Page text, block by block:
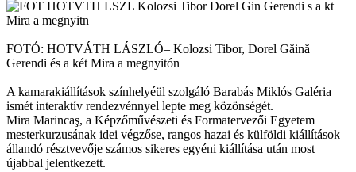
FOTÓ: HOTVÁTH LÁSZLÓ– Kolozsi Tibor, Dorel Găină
Gerendi és a két Mira a megnyitón
A kamarakiállítások színhelyéül szolgáló Barabás Miklós Galéria
ismét interaktív rendezvénnyel lepte meg közönségét.
Mira Marincaş, a Képzőművészeti és Formatervezői Egyetem
mesterkurzusának idei végzőse, rangos hazai és külföldi kiállítások
állandó résztvevője számos sikeres egyéni kiállítása után most
újabbal jelentkezett.